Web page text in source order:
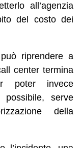
all’agenzia
del costo dei
riprendere a
center termina
poter invece
possibile, serve
della